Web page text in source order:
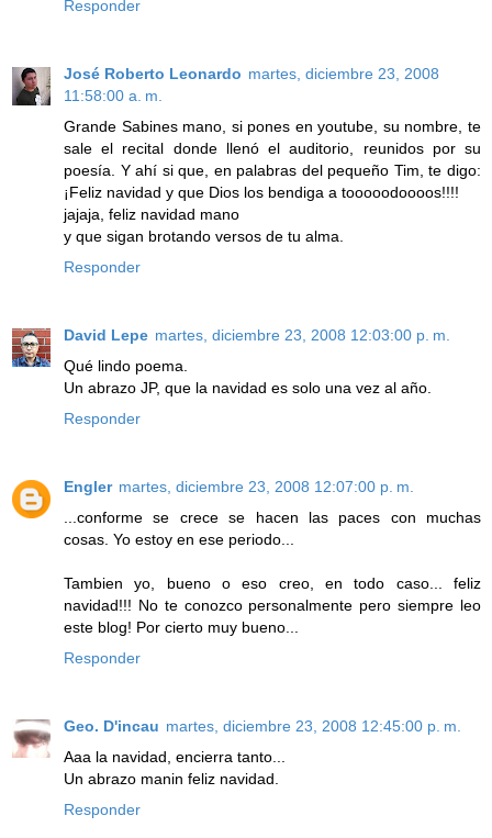
Responder
José Roberto Leonardo martes, diciembre 23, 2008
11:58:00 a. m.
Grande Sabines mano, si pones en youtube, su nombre, te
sale el recital donde llenó el auditorio, reunidos por su
poesía. Y ahí si que, en palabras del pequeño Tim, te digo:
¡Feliz navidad y que Dios los bendiga a tooooodoooos!!!!
jajaja, feliz navidad mano
y que sigan brotando versos de tu alma.
Responder
David Lepe martes, diciembre 23, 2008 12:03:00 p. m.
Qué lindo poema.
Un abrazo JP, que la navidad es solo una vez al año.
Responder
Engler martes, diciembre 23, 2008 12:07:00 p. m.
...conforme se crece se hacen las paces con muchas
cosas. Yo estoy en ese periodo...
Tambien yo, bueno o eso creo, en todo caso... feliz
navidad!!! No te conozco personalmente pero siempre leo
este blog! Por cierto muy bueno...
Responder
Geo. D'incau martes, diciembre 23, 2008 12:45:00 p. m.
Aaa la navidad, encierra tanto...
Un abrazo manin feliz navidad.
Responder